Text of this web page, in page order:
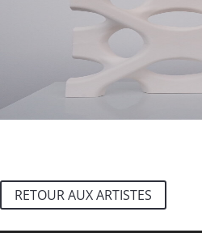
RETOUR AUX ARTISTES